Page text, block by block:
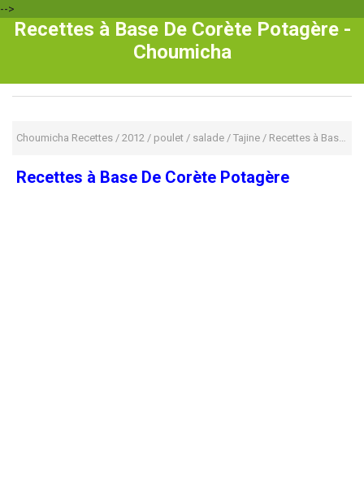
-->
Recettes à Base De Corète Potagère -
Choumicha
Choumicha Recettes / 2012 / poulet / salade / Tajine / Recettes à Base De Corète Potagère
Recettes à Base De Corète Potagère